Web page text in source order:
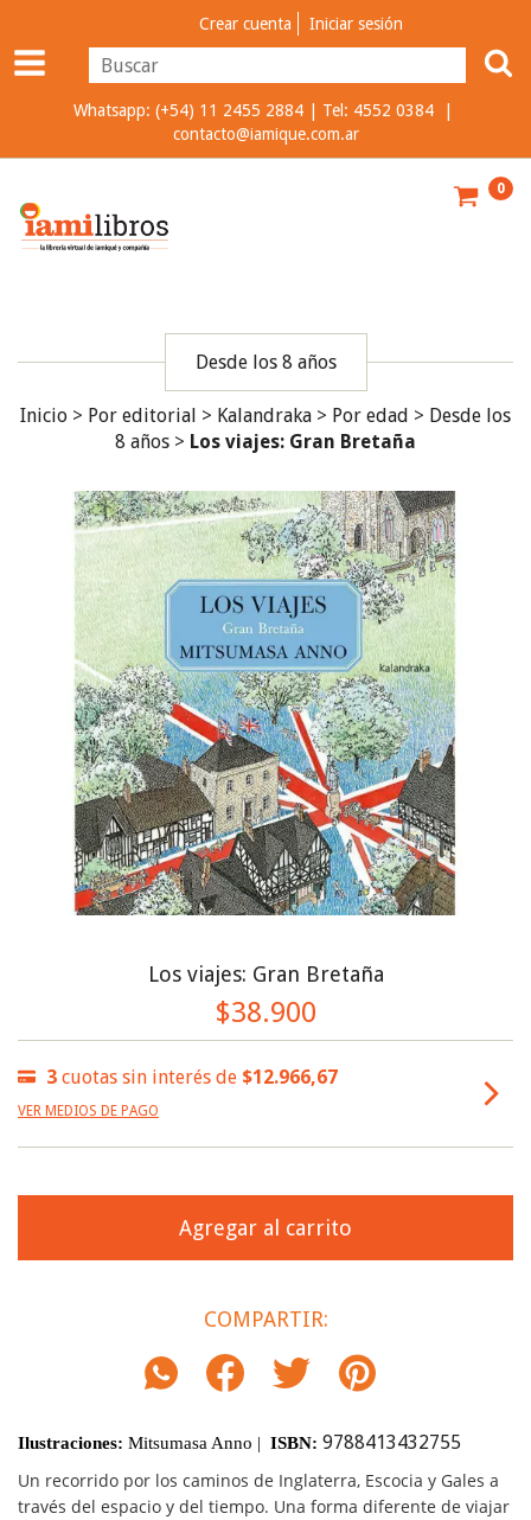
Crear cuenta Iniciar sesión
Whatsapp: (+54) 11 2455 2884 | Tel: 4552 0384 |
contacto@iamique.com.ar
0
Desde los 8 años
Inicio > Por editorial > Kalandraka > Por edad > Desde los
8 años > Los viajes: Gran Bretaña
Los viajes: Gran Bretaña
$38.900
3 cuotas sin interés de $12.966,67
VER MEDIOS DE PAGO
COMPARTIR:
Ilustraciones: Mitsumasa Anno | ISBN: 9788413432755
Un recorrido por los caminos de Inglaterra, Escocia y Gales a
través del espacio y del tiempo. Una forma diferente de viajar